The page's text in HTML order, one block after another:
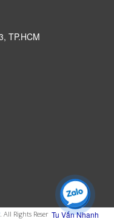
TP.HCM
. All Rights ReservedTu Vấn Nhanh